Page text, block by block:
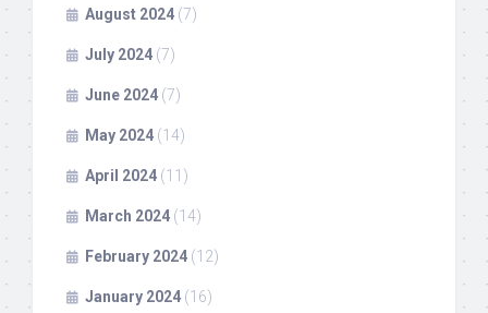
August 2024 (7)
July 2024 (7)
June 2024 (7)
May 2024 (14)
April 2024 (11)
March 2024 (14)
February 2024 (12)
January 2024 (16)